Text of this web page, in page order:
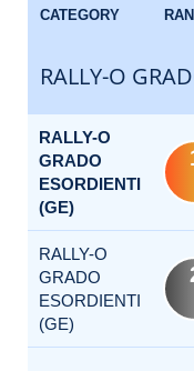
CATEGORY
RALLY-O
RALLY-O
GRADO
ESORDIENTI
(GE)
RALLY-O
GRADO
ESORDIENTI
(GE)